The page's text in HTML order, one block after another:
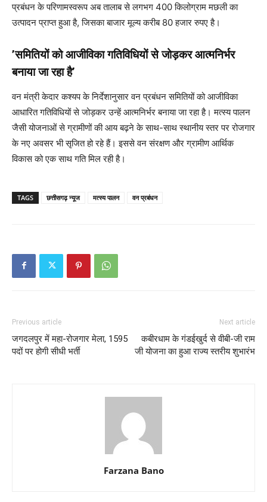
प्रबंधन के परिणामस्वरूप अब तालाब से लगभग 400 किलोग्राम मछली का
उत्पादन प्राप्त हुआ है, जिसका बाजार मूल्य करीब 80 हजार रुपए है।
’समितियों को आजीविका गतिविधियों से जोड़कर आत्मनिर्भर
बनाया जा रहा है’
वन मंत्री केदार कश्यप के निर्देशानुसार वन प्रबंधन समितियों को आजीविका
आधारित गतिविधियों से जोड़कर उन्हें आत्मनिर्भर बनाया जा रहा है। मत्स्य पालन
जैसी योजनाओं से ग्रामीणों की आय बढ़ने के साथ-साथ स्थानीय स्तर पर रोजगार
के नए अवसर भी सृजित हो रहे हैं। इससे वन संरक्षण और ग्रामीण आर्थिक
विकास को एक साथ गति मिल रही है।
TAGS छत्तीसगढ़ न्यूज मत्स्य पालन वन प्रबंधन
Previous article
जगदलपुर में महा-रोजगार मेला, 1595
पदों पर होगी सीधी भर्ती
Next article
कबीरधाम के गंडईखुर्द से वीबी-जी राम
जी योजना का हुआ राज्य स्तरीय शुभारंभ
Farzana Bano